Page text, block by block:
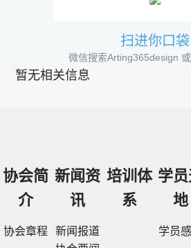
扫进你口袋
微信搜索Arting365design
暂无相关信息
协会简
介
协会章程
新闻资
讯
新闻报道
培训体
系
学
地
学员